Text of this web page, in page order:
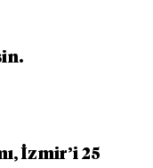
İzmir’i 25